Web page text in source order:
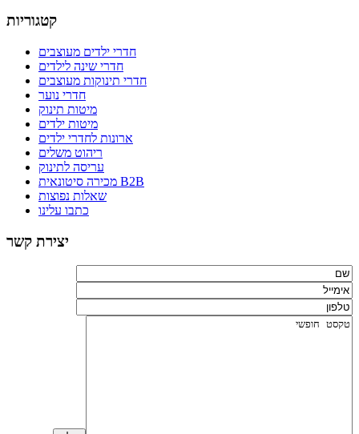
קטגוריות
חדרי ילדים מעוצבים
חדרי שינה לילדים
חדרי תינוקות מעוצבים
חדרי נוער
מיטות תינוק
מיטות ילדים
ארונות לחדרי ילדים
ריהוט משלים
עריסה לתינוק
מכירה סיטונאית B2B
שאלות נפוצות
כתבו עלינו
יצירת קשר